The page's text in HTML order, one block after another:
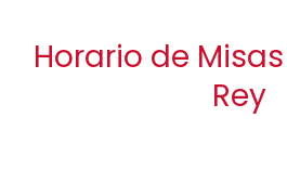
Horario de
Rey